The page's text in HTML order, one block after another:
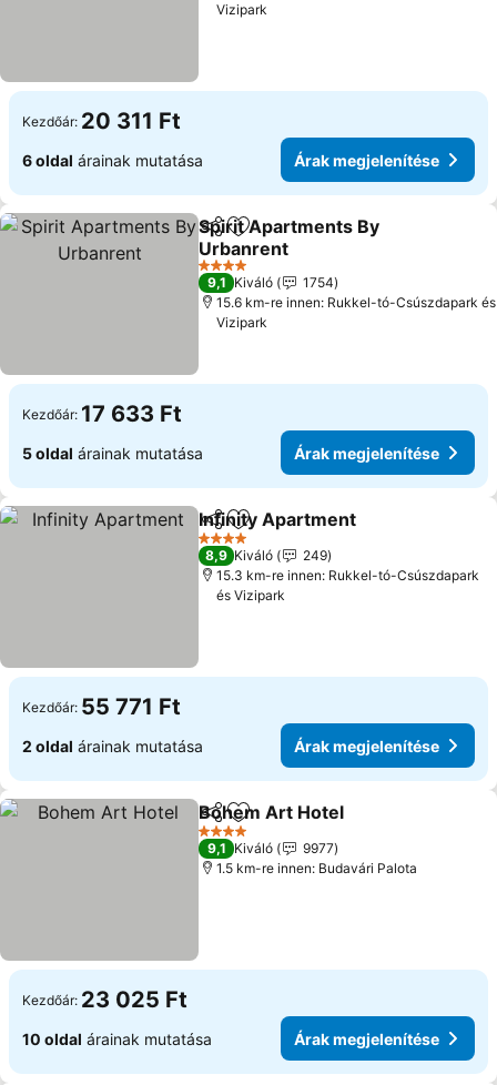
Vizipark
Kezdőár: 20 311 Ft
6 oldal árainak mutatása Árak megjelenítése
Megosztás
Hozzáadás a kedvencekhez
Spirit Apartments By
Urbanrent
4 Kategória
9,1 Kiváló
1754
15.6 km-re innen: Rukkel-tó-Csúszdapark és
Vizipark
Kezdőár: 17 633 Ft
5 oldal árainak mutatása Árak megjelenítése
Megosztás
Hozzáadás a kedvencekhez
Infinity Apartment
4 Kategória
8,9 Kiváló
249
15.3 km-re innen: Rukkel-tó-Csúszdapark
és Vizipark
Kezdőár: 55 771 Ft
2 oldal árainak mutatása Árak megjelenítése
Megosztás
Hozzáadás a kedvencekhez
Bohem Art Hotel
4 Kategória
9,1 Kiváló
9977
1.5 km-re innen: Budavári Palota
Kezdőár: 23 025 Ft
10 oldal árainak mutatása Árak megjelenítése